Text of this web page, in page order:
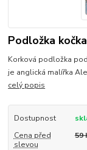
Podložka
Korková podložka
je anglická malířka
celý popis
Dostupnost
Cena před
slevou
59